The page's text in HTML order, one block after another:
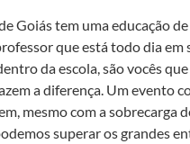
Goiás tem uma educação
que está todo dia em
da escola, são vocês
a diferença. Um evento
mesmo com a sobrecarga
superar os grandes